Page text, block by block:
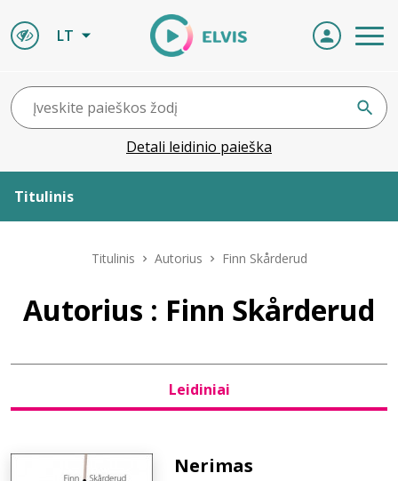
LT
Detali leidinio paieška
Titulinis
Leidiniai
Titulinis Autorius Finn Skårderud
Autorius : Finn Skårderud
Leidiniai
Nerimas